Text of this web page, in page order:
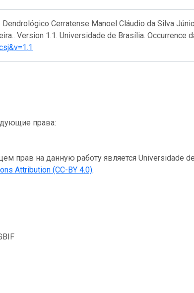
Cerratense Manoel Cláudio da Silva
Version 1.1. Universidade de Brasília. Occurrence
права:
прав на данную работу является Universidade
Attribution (CC-BY 4.0).